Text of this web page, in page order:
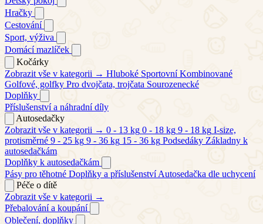
Hračky
Cestování
Sport, výživa
Domácí mazlíček
Kočárky
Zobrazit vše v kategorii → Hluboké Sportovní Kombinované
Golfové, golfky Pro dvojčata, trojčata Sourozenecké
Doplňky
Příslušenství a náhradní díly
Autosedačky
Zobrazit vše v kategorii → 0 - 13 kg 0 - 18 kg 9 - 18 kg I-size,
protisměrné 9 - 25 kg 9 - 36 kg 15 - 36 kg Podsedáky Základny k
autosedačkám
Doplňky k autosedačkám
Pásy pro těhotné Doplňky a příslušenství Autosedačka dle uchycení
Péče o dítě
Zobrazit vše v kategorii →
Přebalování a koupání
Oblečení, doplňky